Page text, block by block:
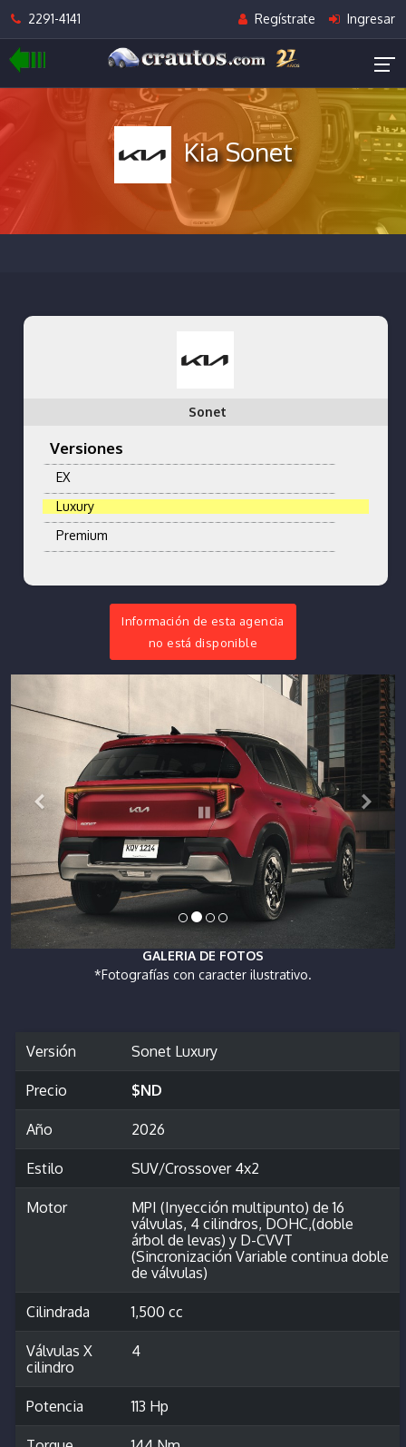
2291-4141 Regístrate Ingresar
Kia Sonet
Sonet
Versiones
EX
Luxury
Premium
Información de esta agencia
no está disponible
GALERIA DE FOTOS
*Fotografías con caracter ilustrativo.
Versión Sonet Luxury
Precio $ND
Año 2026
Estilo SUV/Crossover 4x2
Motor
MPI (Inyección multipunto) de 16
válvulas, 4 cilindros, DOHC,(doble
árbol de levas) y D-CVVT
(Sincronización Variable continua doble
de válvulas)
Cilindrada 1,500 cc
Válvulas X
cilindro
4
Potencia 113 Hp